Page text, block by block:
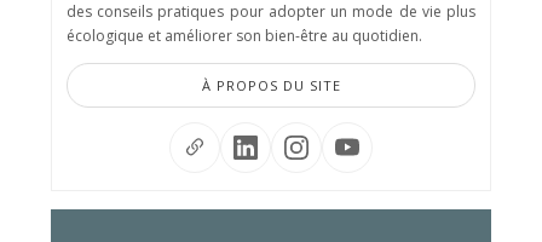
des conseils pratiques pour adopter un mode de vie plus
écologique et améliorer son bien-être au quotidien.
À PROPOS DU SITE